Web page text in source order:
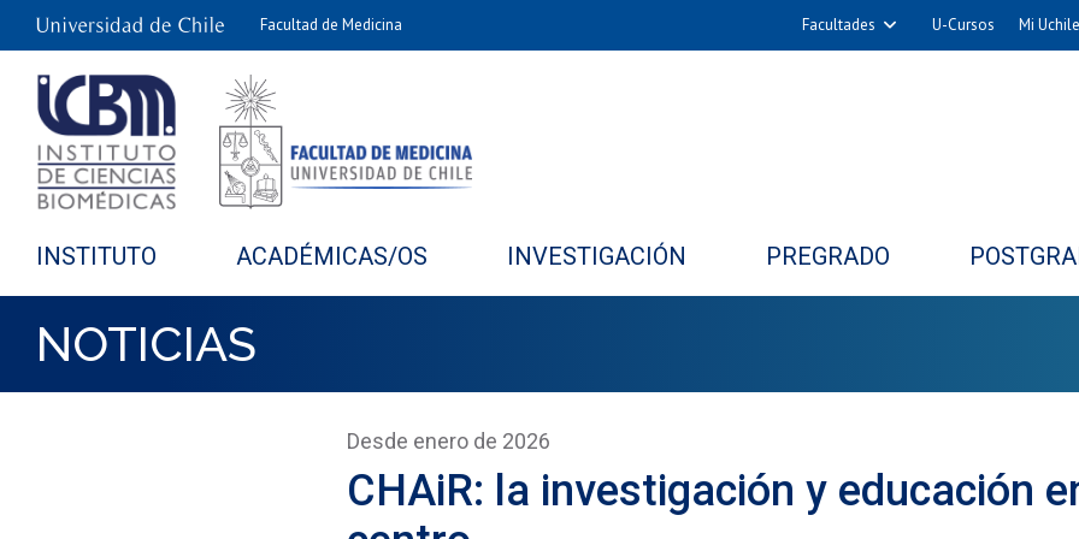
Facultad de Medicina Facultades
Filosofía y Humanidades
U-Cursos Mi Uchile
INSTITUTO ACADÉMICAS/OS INVESTIGACIÓN PREGRADO
NOTICIAS
Desde enero de 2026
CHAiR: la investigación y educación